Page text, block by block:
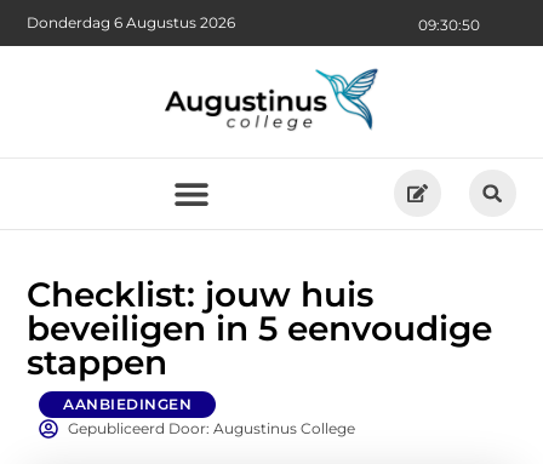
09:30:51
Donderdag 6 Augustus 2026
Checklist: jouw huis
beveiligen in 5 eenvoudige
stappen
AANBIEDINGEN
Gepubliceerd Door: Augustinus College